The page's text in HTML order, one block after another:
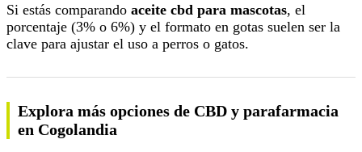
Si estás comparando aceite cbd para mascotas, el
porcentaje (3% o 6%) y el formato en gotas suelen ser la
clave para ajustar el uso a perros o gatos.
Explora más opciones de CBD y parafarmacia
en Cogolandia